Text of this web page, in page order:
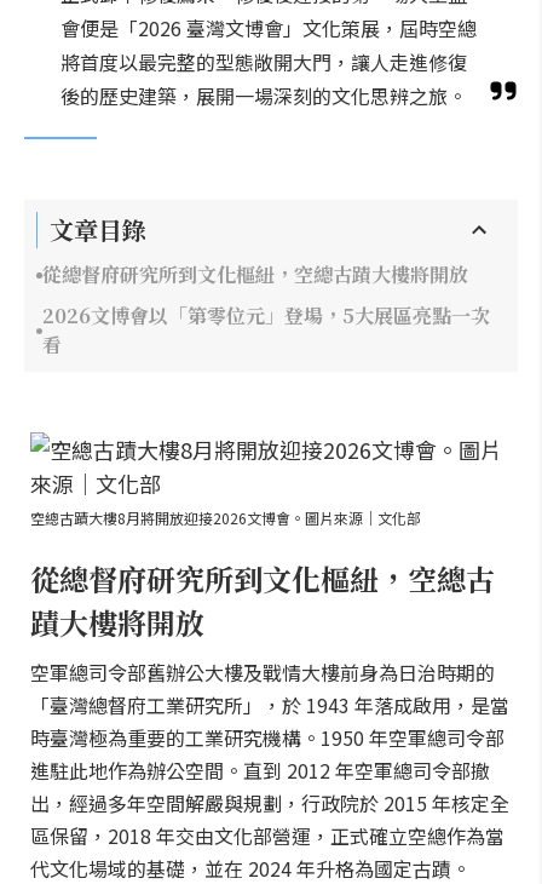
會便是「2026 臺灣文博會」文化策展，屆時空總
將首度以最完整的型態敞開大門，讓人走進修復
後的歷史建築，展開一場深刻的文化思辨之旅。
文章目錄
從總督府研究所到文化樞紐，空總古蹟大樓將開放
2026文博會以「第零位元」登場，5大展區亮點一次
看
空總古蹟大樓8月將開放迎接2026文博會。圖片來源｜文化部
從總督府研究所到文化樞紐，空總古
蹟大樓將開放
空軍總司令部舊辦公大樓及戰情大樓前身為日治時期的
「臺灣總督府工業研究所」，於 1943 年落成啟用，是當
時臺灣極為重要的工業研究機構。1950 年空軍總司令部
進駐此地作為辦公空間。直到 2012 年空軍總司令部撤
出，經過多年空間解嚴與規劃，行政院於 2015 年核定全
區保留，2018 年交由文化部營運，正式確立空總作為當
代文化場域的基礎，並在 2024 年升格為國定古蹟。